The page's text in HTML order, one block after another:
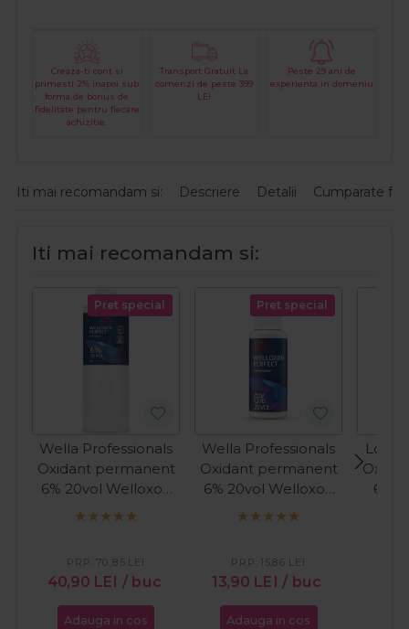
Creaza-ti cont si
primesti 2% inapoi sub
forma de bonus de
fidelitate pentru fiecare
achizitie.
Transport Gratuit La
comenzi de peste 399
LEI
Peste 29 ani de
experienta in domeniu
Iti mai recomandam si: Descriere Detalii Cumparate
Iti mai recomandam si:
Pret special
Wella Professionals
Oxidant permanent
6% 20vol Welloxon
Perfect 1000ml
40,90 LEI / buc
PRP:70,85 LEI
Adauga in cos
Pret special
Wella Professionals
Oxidant permanent
6% 20vol Welloxon
Perfect 60ml
13,90 LEI / buc
PRP: 15,86 LEI
Adauga in cos
6%